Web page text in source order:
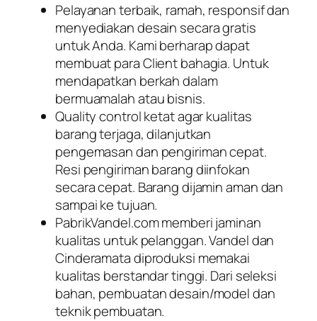
Pelayanan terbaik, ramah, responsif dan
menyediakan desain secara gratis
untuk Anda. Kami berharap dapat
membuat para Client bahagia. Untuk
mendapatkan berkah dalam
bermuamalah atau bisnis.
Quality control ketat agar kualitas
barang terjaga, dilanjutkan
pengemasan dan pengiriman cepat.
Resi pengiriman barang diinfokan
secara cepat. Barang dijamin aman dan
sampai ke tujuan.
PabrikVandel.com memberi jaminan
kualitas untuk pelanggan. Vandel dan
Cinderamata diproduksi memakai
kualitas berstandar tinggi. Dari seleksi
bahan, pembuatan desain/model dan
teknik pembuatan.